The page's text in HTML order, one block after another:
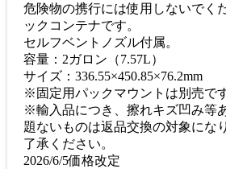
危険物の携行には使用しないでく
ックコンテナです。
セルフベントノズル付属。
容量：2ガロン（7.57L）
サイズ：336.55×450.85×76.2mm
※固定用パックマウントは別売です
※輸入品につき、擦れキズ凹み等
題ないものは返品交換の対象にな
了承ください。
2026/6/5価格改定